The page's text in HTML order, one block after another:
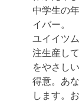
中学生の
イバー。
ユイイツ
注生産し
をやさし
得意。あ
します。